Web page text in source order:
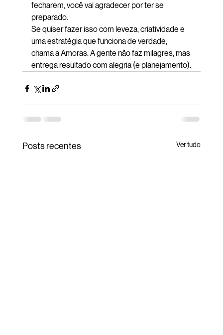
fecharem, você vai agradecer por ter se
preparado.
Se quiser fazer isso com leveza, criatividade e
uma estratégia que funciona de verdade,
chama a Amoras. A gente não faz milagres, mas
entrega resultado com alegria (e planejamento).
Posts recentes Ver tudo